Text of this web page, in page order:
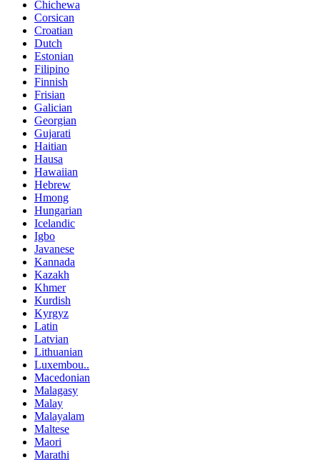
Chichewa
Corsican
Croatian
Dutch
Estonian
Filipino
Finnish
Frisian
Galician
Georgian
Gujarati
Haitian
Hausa
Hawaiian
Hebrew
Hmong
Hungarian
Icelandic
Igbo
Javanese
Kannada
Kazakh
Khmer
Kurdish
Kyrgyz
Latin
Latvian
Lithuanian
Luxembou..
Macedonian
Malagasy
Malay
Malayalam
Maltese
Maori
Marathi